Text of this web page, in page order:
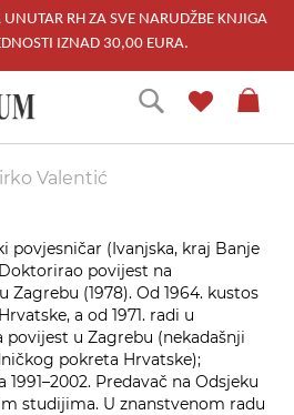
UNUTAR RH ZA SVE NARUDŽBE KNJIGA
IZNAD 30,00 EURA.
Traži
Valentić
povjesničar (Ivanjska, kraj Banje
Doktorirao povijest na
(1978). Od 1964. kustos
a od 1971. radi u
u Zagrebu (nekadašnji
pokreta Hrvatske);
Predavač na Odsjeku
studijima. U znanstvenom radu